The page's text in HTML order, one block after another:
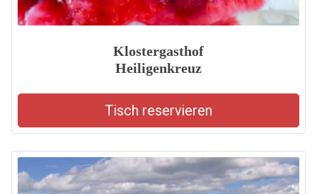
Klostergasthof
Heiligenkreuz
Tisch reservieren